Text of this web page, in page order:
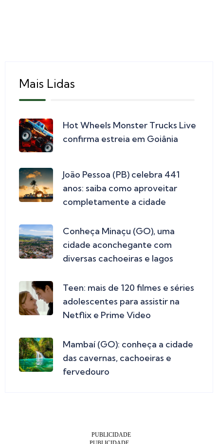
Mais Lidas
Hot Wheels Monster Trucks Live
confirma estreia em Goiânia
João Pessoa (PB) celebra 441
anos: saiba como aproveitar
completamente a cidade
Conheça Minaçu (GO), uma
cidade aconchegante com
diversas cachoeiras e lagos
Teen: mais de 120 filmes e séries
adolescentes para assistir na
Netflix e Prime Video
Mambaí (GO): conheça a cidade
das cavernas, cachoeiras e
fervedouro